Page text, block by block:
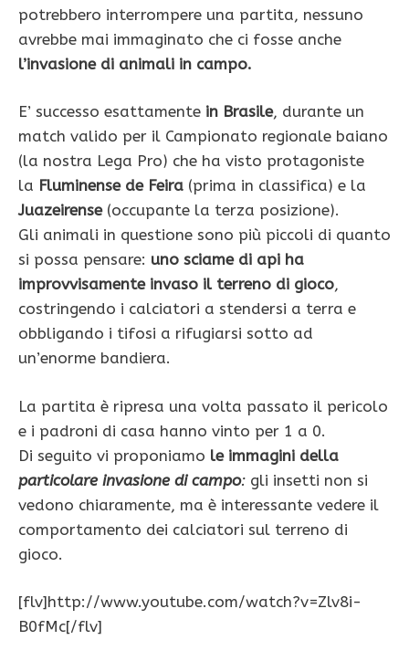
potrebbero interrompere una partita, nessuno
avrebbe mai immaginato che ci fosse anche
l’invasione di animali in campo.
E’ successo esattamente in Brasile, durante un
match valido per il Campionato regionale baiano
(la nostra Lega Pro) che ha visto protagoniste
la Fluminense de Feira (prima in classifica) e la
Juazeirense(occupante la terza posizione).
Gli animali in questione sono più piccoli di quanto
si possa pensare: uno sciame di api ha
improvvisamente invaso il terreno di gioco,
costringendo i calciatori a stendersi a terra e
obbligando i tifosi a rifugiarsi sotto ad
un’enorme bandiera.
La partita è ripresa una volta passato il pericolo
e i padroni di casa hanno vinto per 1 a 0.
Di seguito vi proponiamo le immagini della
particolare invasione di campo: gli insetti non si
vedono chiaramente, ma è interessante vedere il
comportamento dei calciatori sul terreno di
gioco.
[flv]http://www.youtube.com/watch?v=Zlv8i-
B0fMc[/flv]